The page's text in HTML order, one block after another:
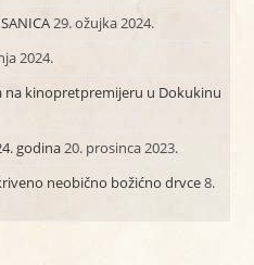
29. ožujka 2024.
2024.
na kinopretpremijeru u Dokukinu
godina20. prosinca 2023.
neobično božićno drvce8.